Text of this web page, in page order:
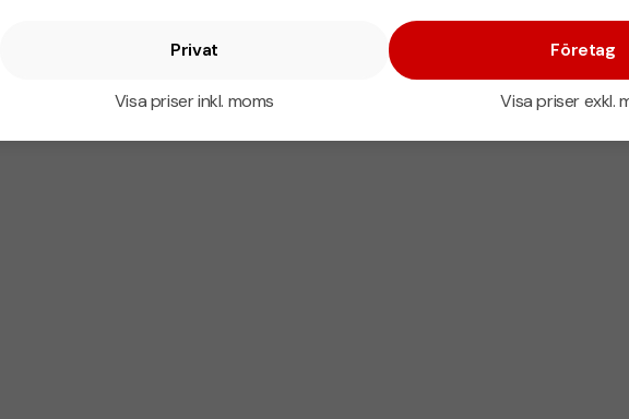
Privat
Visa priser inkl. moms
Företag
Visa priser exkl.